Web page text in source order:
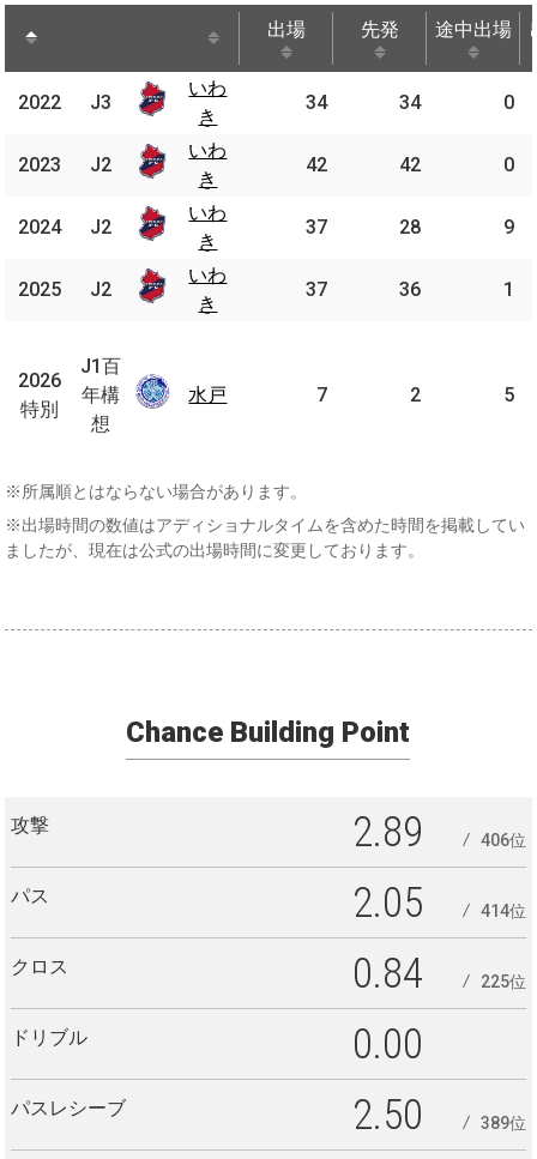
出場 先発 途中出場
2022
いわ
き
34 34 0
2023
いわ
き
42 42 0
2024
いわ
き
37 28 9
2025
いわ
き
37 36 1
2026
特別
百
年
水戸 7 2 5
2022 J3
いわ
き
2023 J2
いわ
き
2024 J2
いわ
き
2025 J2
いわ
き
2026
特別
J1百
年構
想
水戸
※所属順とはならない場合があります。
※出場時間の数値はアディショナルタイムを含めた時間を掲載してい
ましたが、現在は公式の出場時間に変更しております。
Chance Building Point
攻撃 2.89 406位
パス 2.05 414位
クロス 0.84 225位
ドリブル 0.00
パスレシーブ 2.50 389位